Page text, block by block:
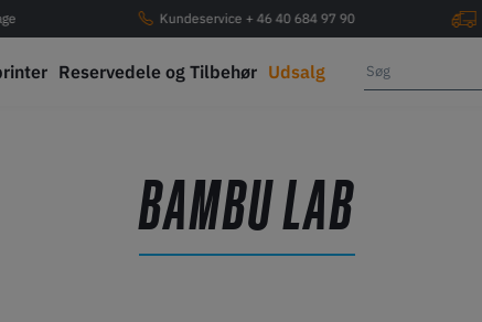
Kundeservice + 46 40 684 97 90
Reservedele og Tilbehør Udsalg
BAMBU LAB